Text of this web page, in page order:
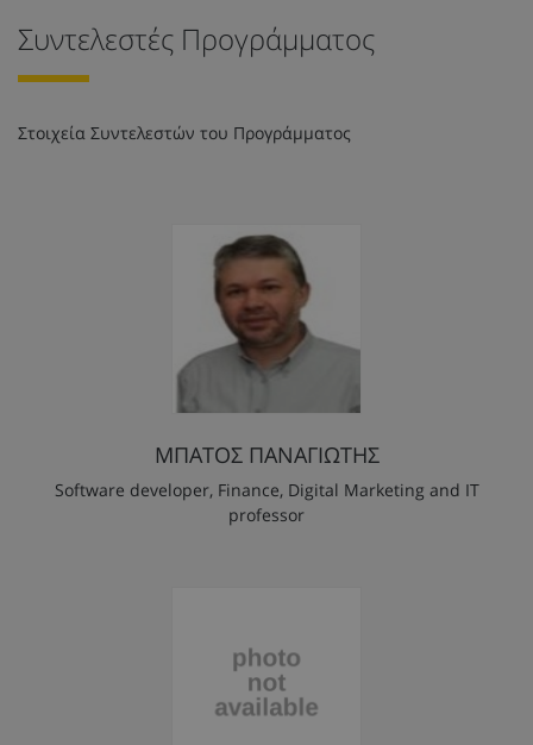
Συντελεστές Προγράμματος
Στοιχεία Συντελεστών του Προγράμματος
ΜΠΑΤΟΣ ΠΑΝΑΓΙΩΤΗΣ
Software developer, Finance, Digital Marketing and IT
professor